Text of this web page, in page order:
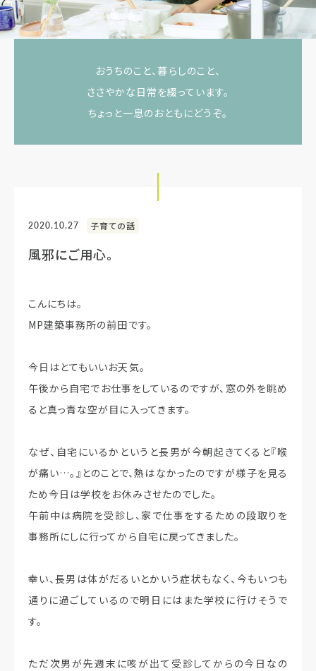
おうちのこと、暮らしのこと、
ささやかな日常を綴っています。
ちょっと一息のおともにどうぞ。
2020.10.27 子育ての話
風邪にご用心。
こんにちは。
MP建築事務所の前田です。
今日はとてもいいお天気。
午後から自宅でお仕事をしているのですが、窓の外を眺め
ると真っ青な空が目に入ってきます。
なぜ、自宅にいるかというと長男が今朝起きてくると『喉
が痛い…。』とのことで、熱はなかったのですが様子を見る
ため今日は学校をお休みさせたのでした。
午前中は病院を受診し、家で仕事をするための段取りを
事務所にしに行ってから自宅に戻ってきました。
幸い、長男は体がだるいとかいう症状もなく、今もいつも
通りに過ごしているので明日にはまた学校に行けそうで
す。
ただ次男が先週末に咳が出て受診してからの今日なの